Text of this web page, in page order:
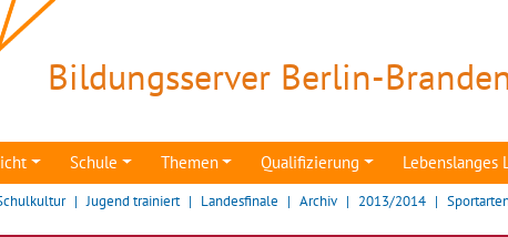
Bildungsserver Berlin-
Schule Themen Qualifizierung Lebenslanges
- BrandenburgJugend trainiert Landesfinale Archiv 2013/2014